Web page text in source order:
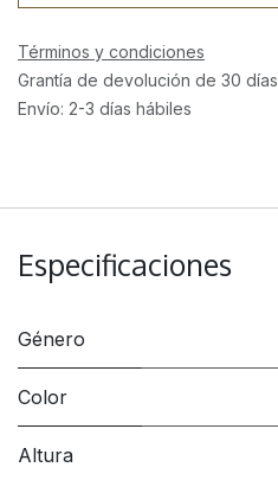
Términos y condiciones
Grantía de devolución de 30 días
Envío: 2-3 días hábiles
Especificaciones
Género
Color
Altura